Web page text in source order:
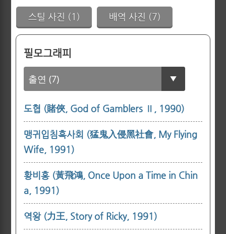
스틸 사진 (1) 배역 사진 (7)
필모그래피
도협 (賭俠, God of Gamblers Ⅱ, 1990)
맹귀입침흑사회 (猛鬼入侵黑社會, My Flying
Wife, 1991)
황비홍 (黃飛鴻, Once Upon a Time in Chin
a, 1991)
역왕 (力王, Story of Ricky, 1991)